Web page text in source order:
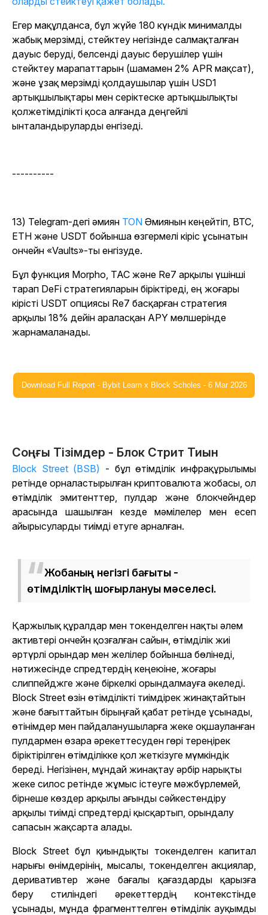
Егер мақұлданса, бұл жүйе 180 күндік минималды
жабық мерзімді, стейктеу негізінде салмақталған
дауыс беруді, белсенді дауыс берушілер үшін
стейктеу марапаттарын (шамамен 2% APR мақсат),
және ұзақ мерзімді қолдаушылар үшін USD1
артықшылықтары мен серіктеске артықшылықты
қолжетімділікті қоса алғанда деңгейлі
ынталандыруларды енгізеді.
----------
13) Telegram-дегі әмиян TON Әмиянын кеңейтіп, BTC,
ETH және USDT бойынша өзгермелі кіріс ұсынатын
ончейн «Vaults»-ты енгізуде.
Бұл функция Morpho, TAC және Re7 арқылы үшінші
тарап DeFi стратегияларын біріктіреді, ең жоғары
кірісті USDT опциясы Re7 басқарған стратегия
арқылы 18% дейін араласқан APY мөлшерінде
жарнамаланады.
Download Full Report - Bybit Learn x Block Scholes - 6 Mar 2026
Соңғы Тізімдер - Блок Стрит Тиын
Block Street (BSB) - бұл өтімділік инфрақұрылымы
ретінде орналастырылған криптовалюта жобасы, ол
өтімділік эмитенттер, пулдар және блокчейндер
арасында шашылған кезде мәмілелер мен есеп
айырысуларды тиімді етуге арналған.
Жобаның негізгі бағыты -
өтімділіктің шоғырлануы мәселесі.
Қаржылық құралдар мен токенделген нақты әлем
активтері ончейн қозғалған сайын, өтімділік жиі
әртүрлі орындар мен желілер бойынша бөлінеді,
нәтижесінде спредтердің кеңеюіне, жоғары
слиппейджге және біркелкі орындалмауға әкеледі.
Block Street өзін өтімділікті тиімдірек жинақтайтын
және бағыттайтын бірыңғай қабат ретінде ұсынады,
өтінімдер мен пайдаланушыларға жеке оқшауланған
пулдармен өзара әрекеттесуден гөрі тереңірек
біріктірілген өтімділікке қол жеткізуге мүмкіндік
береді. Негізінен, мұндай жинақтау әрбір нарықты
жеке силос ретінде жұмыс істеуге мәжбүрлемей,
бірнеше көздер арқылы ағынды сәйкестендіру
арқылы тиімді спредтерді қысқартып, орындалу
сапасын жақсарта алады.
Block Street бұл қиындықты токенделген капитал
нарығы өнімдерінің, мысалы, токенделген акциялар,
деривативтер және бағалы қағаздарды қарызға
беру стиліндегі әрекеттердің контекстінде
ұсынады, мұнда фрагменттелген өтімділік ауқымды